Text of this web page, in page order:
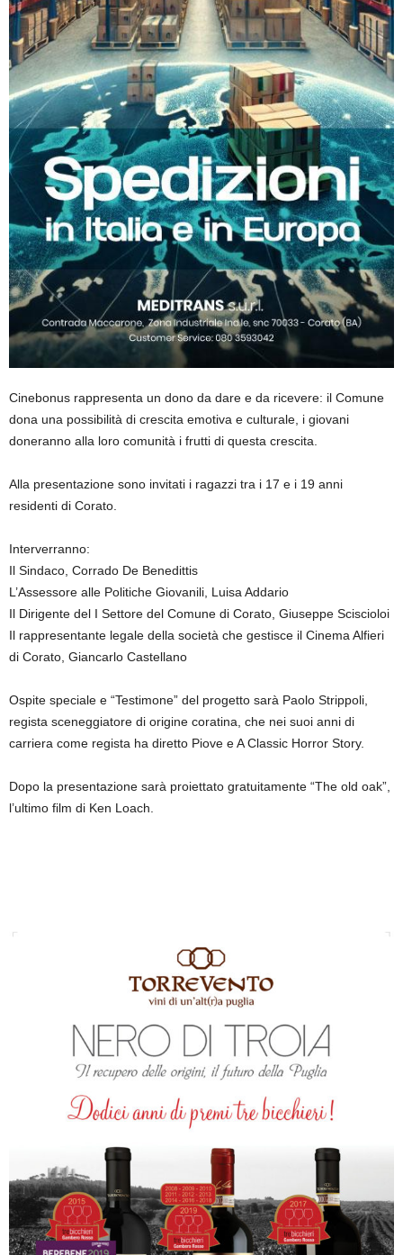
Cinebonus rappresenta un dono da dare e da ricevere: il Comune
dona una possibilità di crescita emotiva e culturale, i giovani
doneranno alla loro comunità i frutti di questa crescita.
Alla presentazione sono invitati i ragazzi tra i 17 e i 19 anni
residenti di Corato.
Interverranno:
Il Sindaco, Corrado De Benedittis
L’Assessore alle Politiche Giovanili, Luisa Addario
Il Dirigente del I Settore del Comune di Corato, Giuseppe Sciscioloi
Il rappresentante legale della società che gestisce il Cinema Alfieri
di Corato, Giancarlo Castellano
Ospite speciale e “Testimone” del progetto sarà Paolo Strippoli,
regista sceneggiatore di origine coratina, che nei suoi anni di
carriera come regista ha diretto Piove e A Classic Horror Story.
Dopo la presentazione sarà proiettato gratuitamente “The old oak”,
l’ultimo film di Ken Loach.